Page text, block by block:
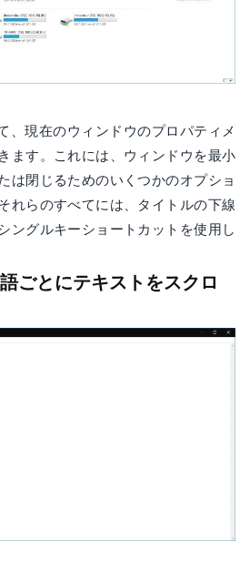
、現在のウィンドウのプロパティメ
ます。これには、ウィンドウを最小
は閉じるためのいくつかのオプショ
れらのすべてには、タイトルの下線
ングルキーショートカットを使用し
ごとにテキストをスクロ